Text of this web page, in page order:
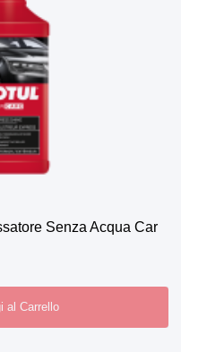
Senza Acqua Car
al Carrello